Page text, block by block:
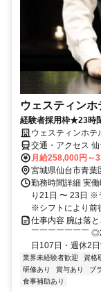
ウェスティン
経験者採用枠★23時
ウェスティンホテ
交通・アクセス
月給258,000円～
宮城県仙台市青葉
勤務時間詳細 実
り21日 〜 23日 ※
※シフトにより前
仕事内容 腕は落
￣￣￣￣￣￣￣
日107日・週休2
業界未経験者歓迎 資格
研修あり
賞与あり ブ
食事補助あり